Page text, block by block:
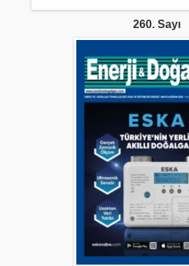
260. Sayı